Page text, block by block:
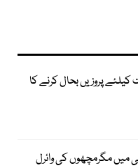
کیلئے پروزیں بحال کرنے کا
میں مگرمچھوں کی وائرل